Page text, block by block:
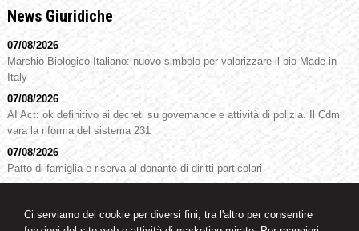
Ci serviamo dei cookie per diversi fini, tra l'altro per consentire
News Giuridiche
07/08/2026
Marchio Biologico Italiano: nuovo simbolo per valorizzare il bio Made in
Italy
07/08/2026
AI Act: ok definitivo ai decreti su governance e attività di polizia. Il Cdm
vara la riforma del sistema 231
07/08/2026
Patto di famiglia e riserva al donante di diritti particolari
STUDIO LEGALE CASABURO
Via Gallo Pecca, 20 -Rivarolo Canavese